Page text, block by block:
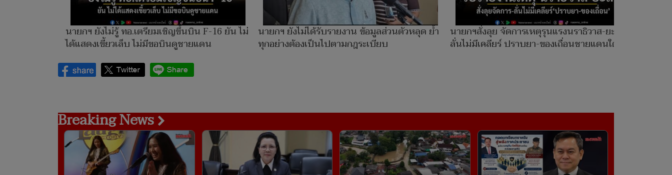
นายกฯ ยังไม่รู้ ทอ.เตรียมเชิญขึ้นบิน F-16 ยัน ไม่
ได้แสดงเขี้ยวเล็บ ไม่มีขอบินดูชายแดน
นายกฯ ยังไม่ได้รับรายงาน ข้อมูลส่วนตัวหลุด ย้ำ
ทุกอย่างต้องเป็นไปตามกฎระเบียบ
นายกฯสั่งลุย จัดการเหตุรุนแรงนราธิวาส-ยะลา
ลั่นไม่มีเคลียร์ ปราบยา-ของเถื่อนชายแดนใต้
Breaking News